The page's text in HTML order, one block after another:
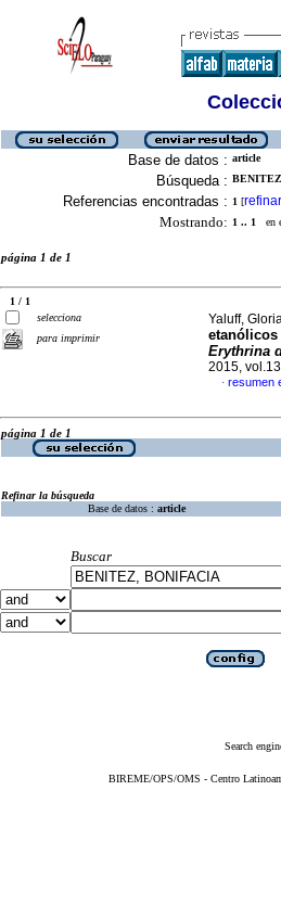
Base de datos : article
Búsqueda :
Referencias encontradas : 1 [refinar
Mostrando: 1 .. 1 en
página 1 de 1
1 / 1
selecciona
para imprimir
Yaluff,
Erythrina
2015,
· resumen
página 1 de 1
Refinar la búsqueda
Base de datos : article
Buscar
Search
BIREME/OPS/OMS - Centro